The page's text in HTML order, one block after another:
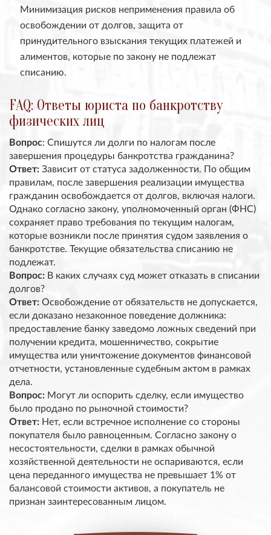
Минимизация рисков неприменения правила об
освобождении от долгов, защита от
принудительного взыскания текущих платежей и
алиментов, которые по закону не подлежат
списанию.
FAQ: Ответы юриста по банкротству
физических лиц
Вопрос: Спишутся ли долги по налогам после
завершения процедуры банкротства гражданина?
Ответ: Зависит от статуса задолженности. По общим
правилам, после завершения реализации имущества
гражданин освобождается от долгов, включая налоги.
Однако согласно закону, уполномоченный орган (ФНС)
сохраняет право требования по текущим налогам,
которые возникли после принятия судом заявления о
банкротстве. Текущие обязательства списанию не
подлежат.
Вопрос: В каких случаях суд может отказать в списании
долгов?
Ответ: Освобождение от обязательств не допускается,
если доказано незаконное поведение должника:
предоставление банку заведомо ложных сведений при
получении кредита, мошенничество, сокрытие
имущества или уничтожение документов финансовой
отчетности, установленные судебным актом в рамках
дела.
Вопрос: Могут ли оспорить сделку, если имущество
было продано по рыночной стоимости?
Ответ: Нет, если встречное исполнение со стороны
покупателя было равноценным. Согласно закону о
несостоятельности, сделки в рамках обычной
хозяйственной деятельности не оспариваются, если
цена переданного имущества не превышает 1% от
балансовой стоимости активов, а покупатель не
признан заинтересованным лицом.